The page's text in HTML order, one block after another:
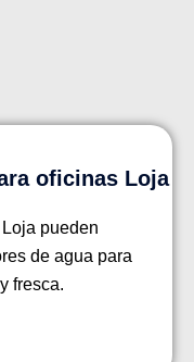
oficinas Loja
pueden
de agua para
fresca.